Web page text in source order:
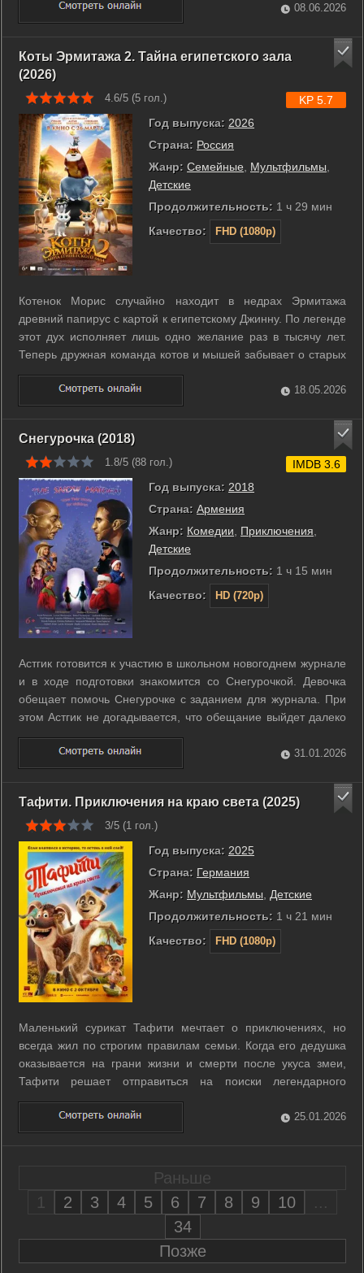
сменяются за одни сутки, а любые слова превращаются в
реальность. Герои быстро понимают, ...
08.06.2026
Коты Эрмитажа 2. Тайна египетского зала
(2026)
4.6/5 (5 гол.)
Год выпуска: 2026
Страна: Россия
Жанр: Семейные Мультфильмы
Детские
Продолжительность: 1 ч 29 мин
Качество:
FHD (1080p)
KP 5.7
Котенок Морис случайно находит в недрах Эрмитажа
древний папирус с картой к египетскому Джинну. По легенде
этот дух исполняет лишь одно желание раз в тысячу лет.
Теперь дружная команда котов и мышей забывает о старых
союзах. Каждый из них мечтает о собственном чуде и готов
ради этого обставить недавних друзей. Бывшие охранники
музея отправляются в ...
18.05.2026
Снегурочка (2018)
1.8/5 (88 гол.)
Год выпуска: 2018
Страна: Армения
Жанр: Комедии, Приключения,
Детские
Продолжительность: 1 ч 15 мин
Качество:
HD (720p)
IMDB 3.6
Астгик готовится к участию в школьном новогоднем журнале
и в ходе подготовки знакомится со Снегурочкой. Девочка
обещает помочь Снегурочке с заданием для журнала. При
этом Астгик не догадывается, что обещание выйдет далеко
за рамки школьной подготовки. Вскоре оказывается, что
помощь потребует освобождения Снегурочки из плена в
ином мире. Ситуация ...
31.01.2026
Тафити. Приключения на краю света (2025)
3/5 (1 гол.)
Год выпуска: 2025
Страна: Германия
Жанр: Мультфильмы
Детские
Продолжительность: 1 ч 21 мин
Качество:
FHD (1080p)
Маленький сурикат Тафити мечтает о приключениях, но
всегда жил по строгим правилам семьи. Когда его дедушка
оказывается на грани жизни и смерти после укуса змеи,
Тафити решает отправиться на поиски легендарного
голубого цветка, который может спасти его. В дороге к нему
присоединяется весёлая свинка Кисточка, и вместе друзья
открывают для себя мир, ...
25.01.2026
Раньше
1
2 3 4 5 6 7 8 9 10
...
34
Позже